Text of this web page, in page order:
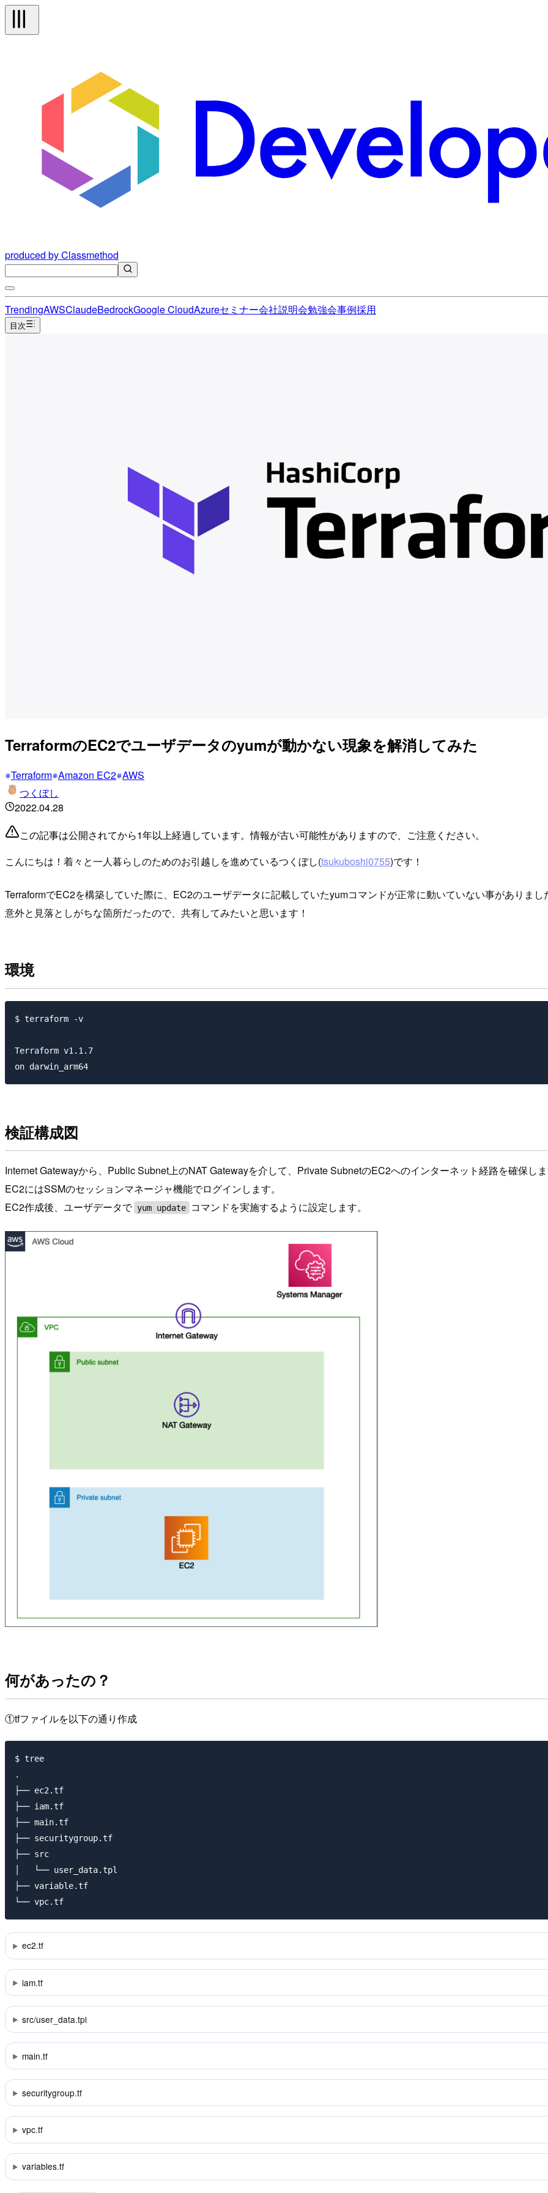
produced by Classmethod
TrendingAWSClaudeBedrockGoogle CloudAzureセミナー会社説明会勉強会事例採用
目次
TerraformのEC2でユーザデータのyumが動かない現象を解消してみた
Terraform Amazon EC2 AWS
つくぼし
2022.04.28
この記事は公開されてから1年以上経過しています。情報が古い可能性がありますので、ご注意ください。
こんにちは！着々と一人暮らしのためのお引越しを進めているつくぼし(tsukuboshi0755)です！
TerraformでEC2を構築していた際に、EC2のユーザデータに記載していたyumコマンドが正常に動いていない事がありまし
意外と見落としがちな箇所だったので、共有してみたいと思います！
環境
$ terraform -v
Terraform v1.1.7
検証構成図
Internet Gatewayから、Public Subnet上のNAT Gatewayを介して、Private SubnetのEC2へのインターネット経路を確保し
EC2にはSSMのセッションマネージャ機能でログインします。
EC2作成後、ユーザデータで yum update コマンドを実施するように設定します。
何があったの？
①tfファイルを以下の通り作成
$ tree
.
├── ec2.tf
├── iam.tf
├── main.tf
├── securitygroup.tf
├── src
│   └── user_data.tpl
├── variable.tf
ec2.tf
iam.tf
src/user_data.tpl
main.tf
securitygroup.tf
vpc.tf
variables.tf